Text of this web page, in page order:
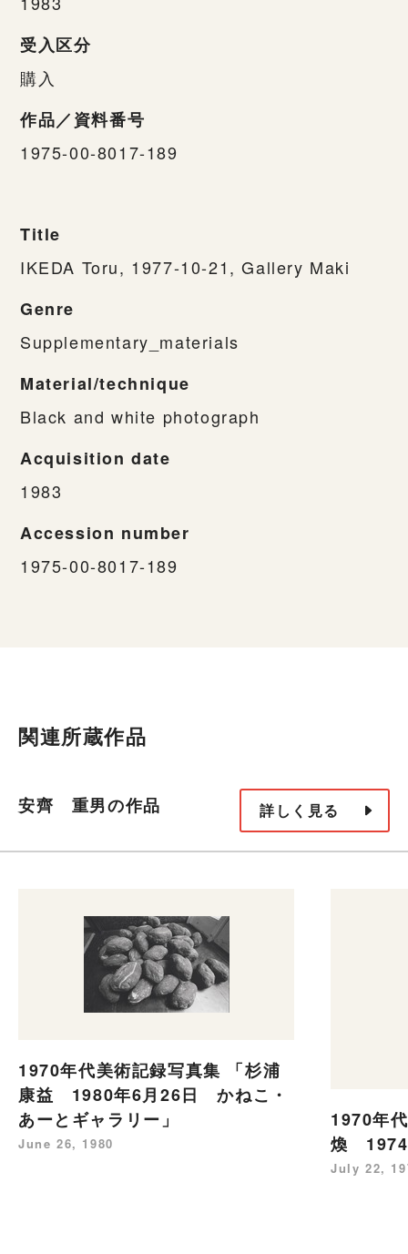
受入区分
購入
作品／資料番号
1975-00-8017-189
Title
IKEDA Toru, 1977-10-21, Gallery Maki
Genre
Supplementary_materials
Material/technique
Black and white photograph
Acquisition date
1983
Accession number
1975-00-8017-189
関連所蔵作品
安齊 重男の作品 詳しく見る
1970年代美術記録写真集 「杉浦
康益 1980年6月26日 かねこ・
あーとギャラリー」
June 26, 1980
1970年
煥 1974
July 22,